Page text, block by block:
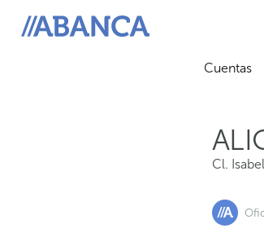
ABANCA
Cuentas
Cl.